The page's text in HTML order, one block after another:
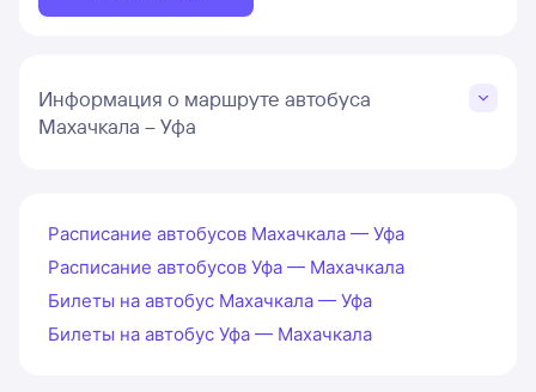
Информация о маршруте автобуса
Махачкала – Уфа
Расписание автобусов Махачкала — Уфа
Расписание автобусов Уфа — Махачкала
Билеты на автобус Махачкала — Уфа
Билеты на автобус Уфа — Махачкала